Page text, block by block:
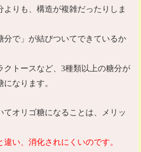
よりも、構造が複雑だったりしま
分で」が結びついてできているか
トースなど、 3種類以上の糖分が
なります。
てオリゴ糖になることは、メリッ
い、消化されにくいのです。